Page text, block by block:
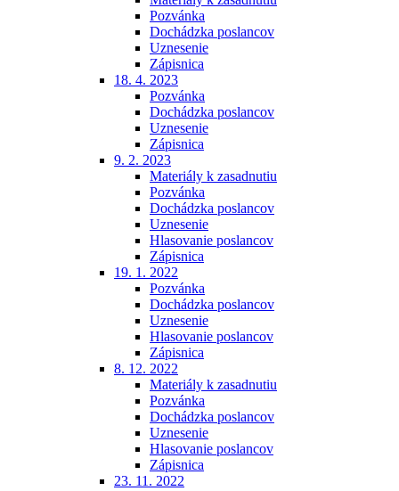
Pozvánka
Dochádzka poslancov
Uznesenie
Zápisnica
18. 4. 2023
Pozvánka
Dochádzka poslancov
Uznesenie
Zápisnica
9. 2. 2023
Materiály k zasadnutiu
Pozvánka
Dochádzka poslancov
Uznesenie
Hlasovanie poslancov
Zápisnica
19. 1. 2022
Pozvánka
Dochádzka poslancov
Uznesenie
Hlasovanie poslancov
Zápisnica
8. 12. 2022
Materiály k zasadnutiu
Pozvánka
Dochádzka poslancov
Uznesenie
Hlasovanie poslancov
Zápisnica
23. 11. 2022